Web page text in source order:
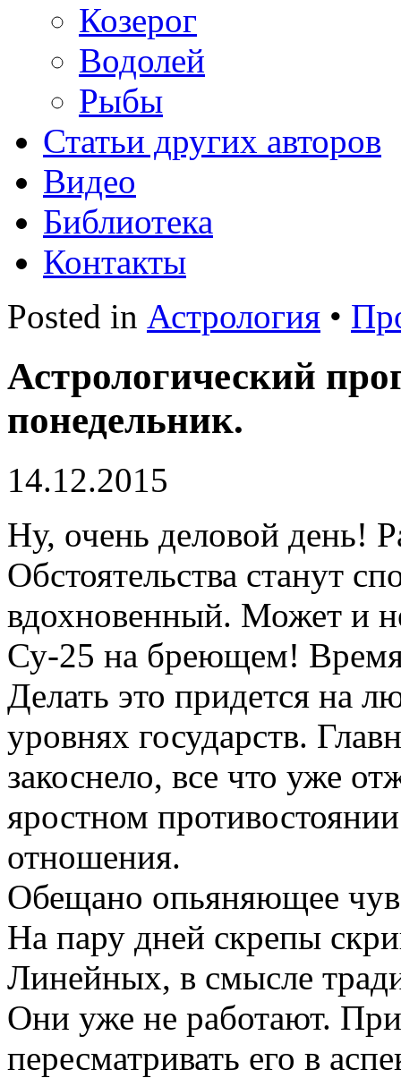
Козерог
Водолей
Рыбы
Статьи других авторов
Видео
Библиотека
Контакты
Posted in Астрология •
Астрологический
понедельник.
14.12.2015
Ну, очень деловой день!
Обстоятельства станут
вдохновенный. Может и
Су-25 на бреющем! Время
Делать это придется на
уровнях государств.
закоснело, все что уже
яростном
отношения.
Обещано опьяняющее
На пару дней скрепы
Линейных, в смысле
Они уже не работают.
пересматривать его в